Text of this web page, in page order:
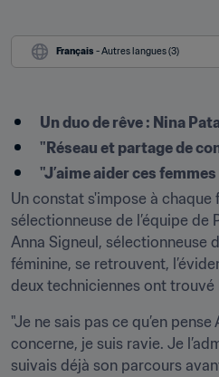
Français - Autres langues (3)
Un duo de rêve : Nina
"Réseau et partage de
"J’aime aider ces
Un constat s'impose à chaque
sélectionneuse de l’équipe de
Anna Signeul, sélectionneuse
féminine, se retrouvent,
deux techniciennes ont trouvé
"Je ne sais pas ce qu’en
concerne, je suis ravie. Je
suivais déjà son parcours